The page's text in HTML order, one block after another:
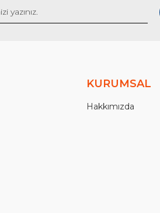
KURUMSAL
Hakkımızda